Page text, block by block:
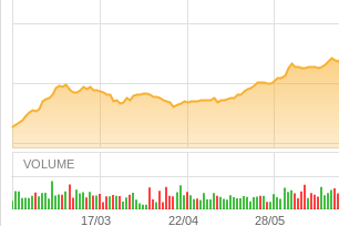
VOLUME